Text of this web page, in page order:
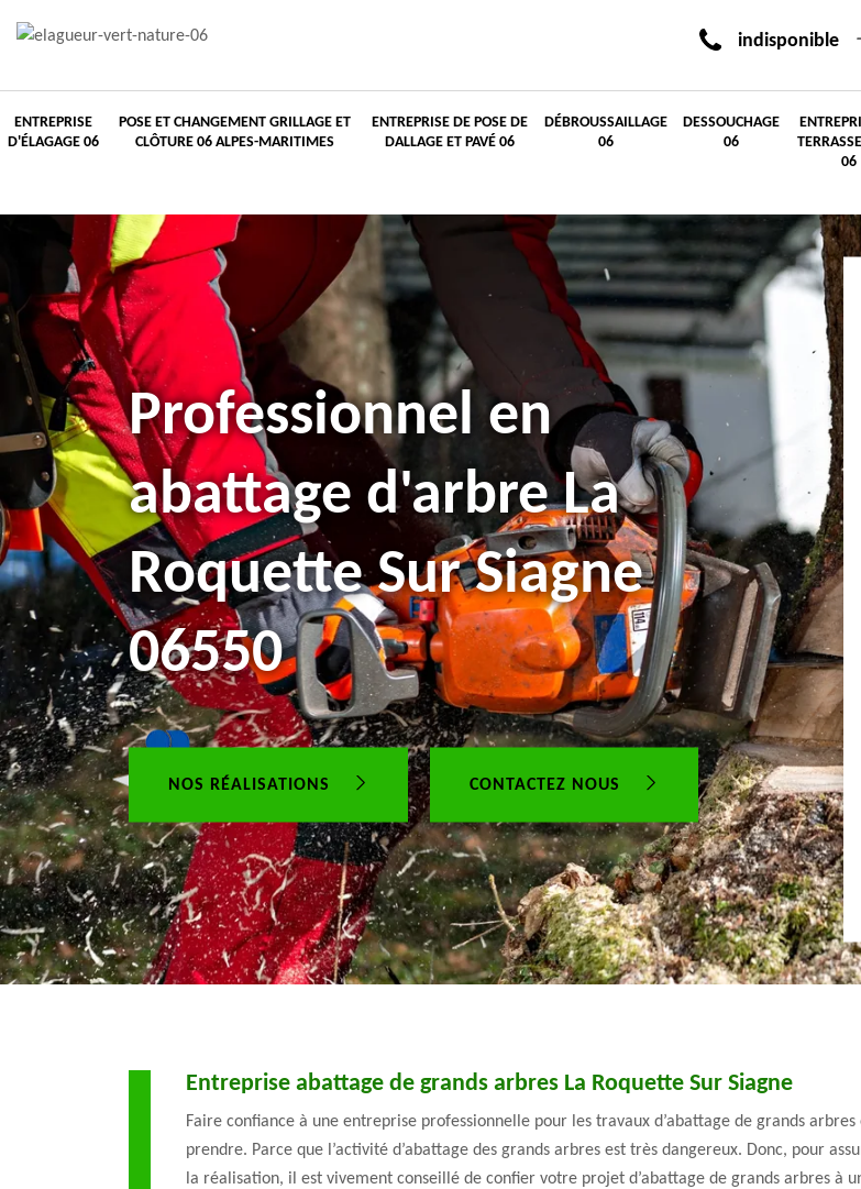
indisponible
ENTREPRISE
D'ÉLAGAGE 06
POSE ET CHANGEMENT GRILLAGE ET
CLÔTURE 06 ALPES-MARITIMES
ENTREPRISE DE POSE DE
DALLAGE ET PAVÉ 06
DÉBROUSSAILLAGE
06
DESSOUCHAGE
06
06
Professionnel en
abattage d'arbre La
Roquette Sur Siagne
06550
NOS RÉALISATIONS CONTACTEZ NOUS
Entreprise abattage de grands arbres La Roquette Sur Siagne
Faire confiance à une entreprise professionnelle pour les travaux d’abattage de grands
prendre. Parce que l’activité d’abattage des grands arbres est très dangereux. Donc, pour
la réalisation, il est vivement conseillé de confier votre projet d’abattage de grands arbres à